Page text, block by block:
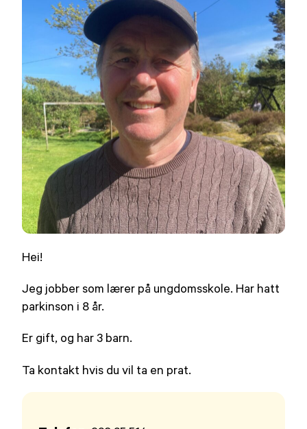
Hei!
Jeg jobber som lærer på ungdomsskole. Har hatt
parkinson i 8 år.
Er gift, og har 3 barn.
Ta kontakt hvis du vil ta en prat.